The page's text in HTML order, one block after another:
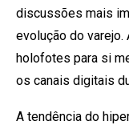
discussões mais
evolução do
holofotes para si
os canais digitais
A tendência do